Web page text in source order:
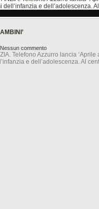
Nessun commento
Telefono Azzurro lancia
e dell’adolescenza. Al